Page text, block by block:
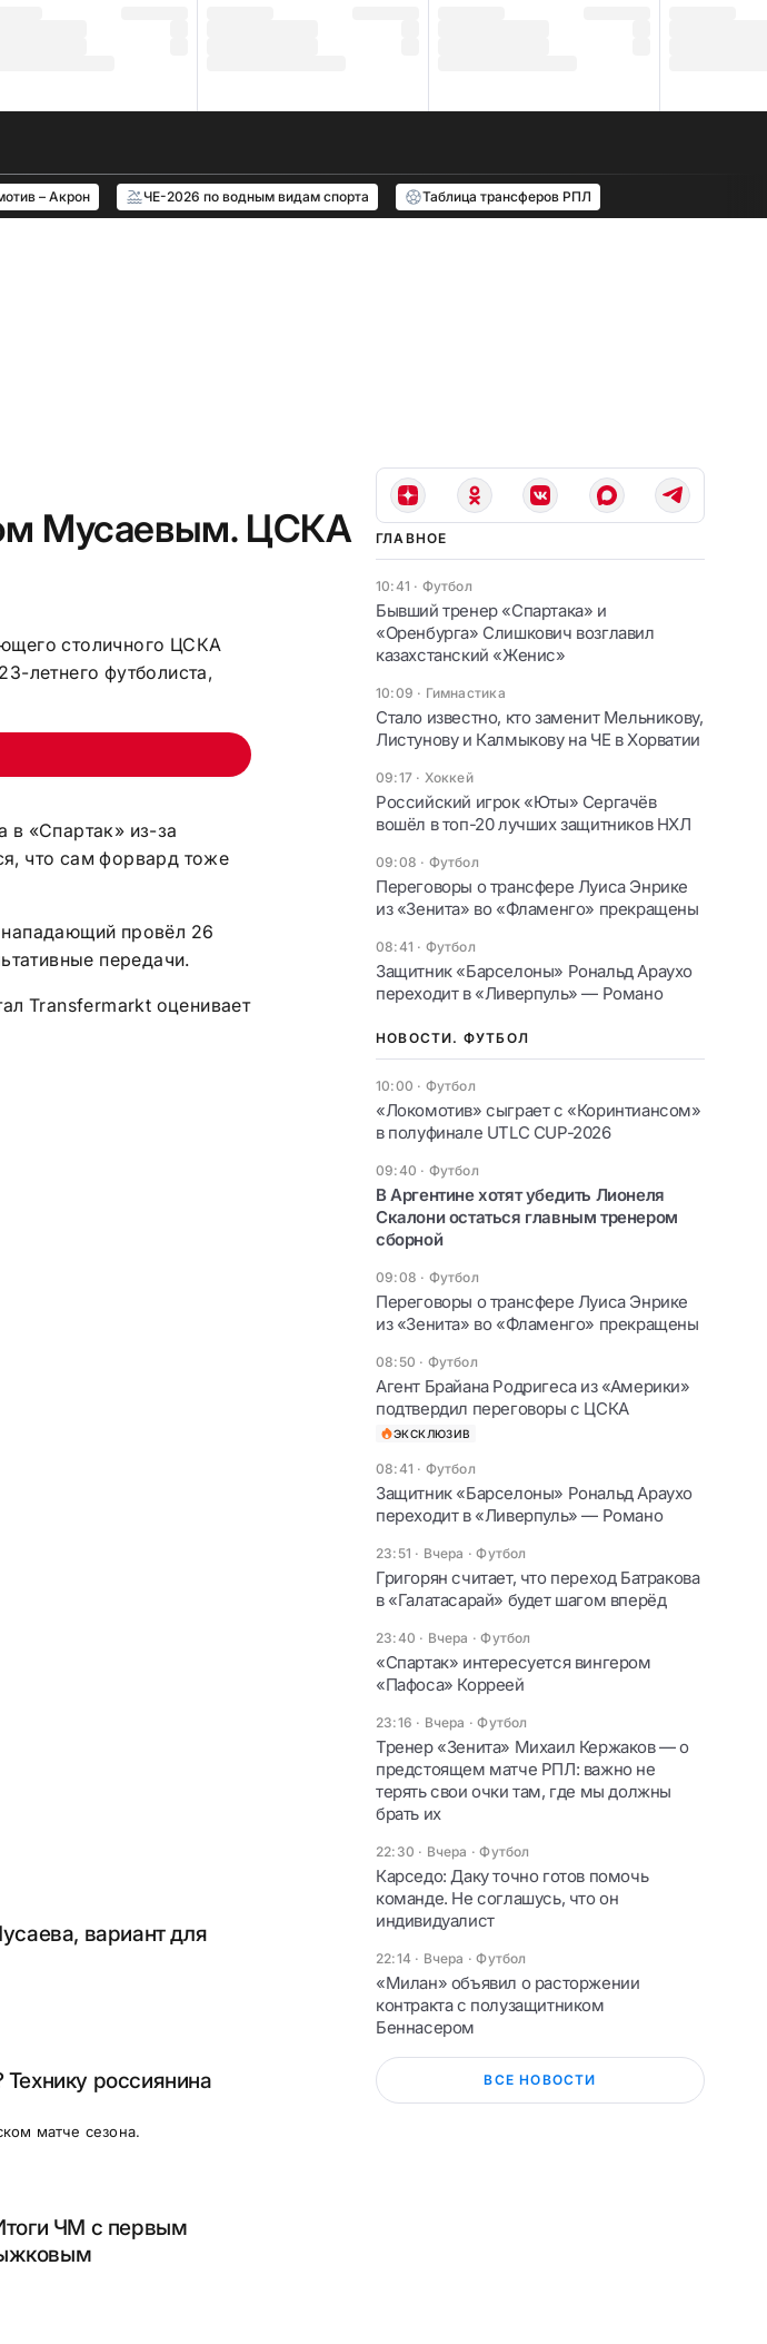
– Акрон ЧЕ-2026 по водным видам спорта Таблица трансферов РПЛ
Мусаевым. ЦСКА
столичного ЦСКА
летнего футболиста,
в «Спартак» из-за
что сам форвард тоже
провёл 26
передачи.
Transfermarkt оценивает
вариант для
россиянина
матче сезона.
ЧМ с первым
ГЛАВНОЕ
10:41 · Футбол
Бывший тренер «Спартака» и
«Оренбурга» Слишкович возглавил
казахстанский «Женис»
10:09 · Гимнастика
Стало известно, кто заменит Мельникову,
Листунову и Калмыкову на ЧЕ в Хорватии
09:17 · Хоккей
Российский игрок «Юты» Сергачёв
вошёл в топ-20 лучших защитников НХЛ
09:08 · Футбол
Переговоры о трансфере Луиса Энрике
из «Зенита» во «Фламенго» прекращены
08:41 · Футбол
Защитник «Барселоны» Рональд Араухо
переходит в «Ливерпуль» — Романо
НОВОСТИ. ФУТБОЛ
10:00 · Футбол
«Локомотив» сыграет с «Коринтиансом»
в полуфинале UTLC CUP-2026
09:40 · Футбол
В Аргентине хотят убедить Лионеля
Скалони остаться главным тренером
сборной
09:08 · Футбол
Переговоры о трансфере Луиса Энрике
из «Зенита» во «Фламенго» прекращены
08:50 · Футбол
Агент Брайана Родригеса из «Америки»
подтвердил переговоры с ЦСКА
ЭКСКЛЮЗИВ
08:41 · Футбол
Защитник «Барселоны» Рональд Араухо
переходит в «Ливерпуль» — Романо
23:51 · Вчера ·Футбол
Григорян считает, что переход Батракова
в «Галатасарай» будет шагом вперёд
23:40 · Вчера ·Футбол
«Спартак» интересуется вингером
«Пафоса» Корреей
23:16 · Вчера ·Футбол
Тренер «Зенита» Михаил Кержаков — о
предстоящем матче РПЛ: важно не
терять свои очки там, где мы должны
брать их
22:30 · Вчера ·Футбол
Карседо: Даку точно готов помочь
команде. Не соглашусь, что он
индивидуалист
22:14 · Вчера ·Футбол
«Милан» объявил о расторжении
контракта с полузащитником
Беннасером
ВСЕ НОВОСТИ